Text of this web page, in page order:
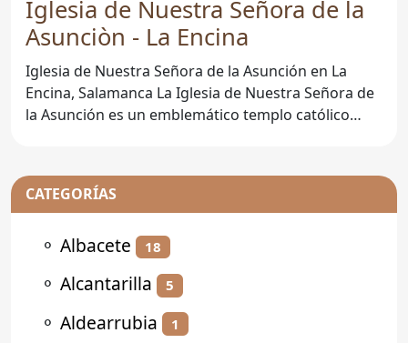
Iglesia de Nuestra Señora de la
Asunciòn - La Encina
Iglesia de Nuestra Señora de la Asunción en La
Encina, Salamanca La Iglesia de Nuestra Señora de
la Asunción es un emblemático templo católico
CATEGORÍAS
⚬ Albacete 18
⚬ Alcantarilla 5
⚬ Aldearrubia 1